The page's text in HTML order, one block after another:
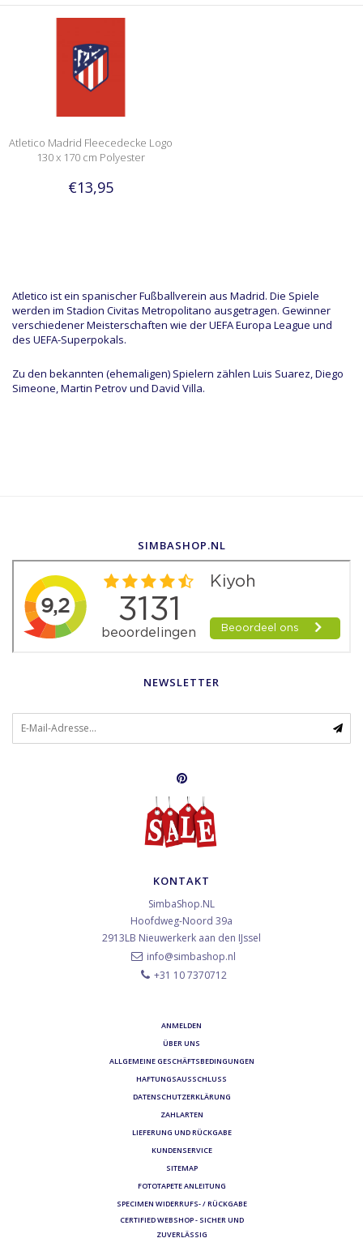
Atletico Madrid Fleecedecke Logo
130 x 170 cm Polyester
€13,95
Atletico ist ein spanischer Fußballverein aus Madrid. Die Spiele
werden im Stadion Civitas Metropolitano ausgetragen. Gewinner
verschiedener Meisterschaften wie der UEFA Europa League und
des UEFA-Superpokals.
Zu den bekannten (ehemaligen) Spielern zählen Luis Suarez, Diego
Simeone, Martin Petrov und David Villa.
SIMBASHOP.NL
NEWSLETTER
KONTAKT
SimbaShop.NL
Hoofdweg-Noord 39a
2913LB Nieuwerkerk aan den IJssel
info@simbashop.nl
+31 10 7370712
ANMELDEN
ÜBER UNS
ALLGEMEINE GESCHÄFTSBEDINGUNGEN
HAFTUNGSAUSSCHLUSS
DATENSCHUTZERKLÄRUNG
ZAHLARTEN
LIEFERUNG UND RÜCKGABE
KUNDENSERVICE
SITEMAP
FOTOTAPETE ANLEITUNG
SPECIMEN WIDERRUFS- / RÜCKGABE
CERTIFIED WEBSHOP - SICHER UND
ZUVERLÄSSIG